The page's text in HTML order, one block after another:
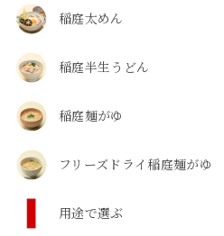
稲庭太めん
稲庭半生うどん
稲庭麺がゆ
フリーズドライ稲庭麺がゆ
用途で選ぶ